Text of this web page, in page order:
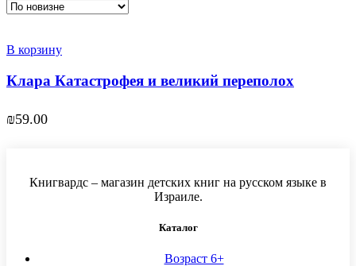
В корзину
Клара Катастрофея и великий переполох
₪59.00
Книгвардс – магазин детских книг на русском языке в
Израиле.
Каталог
Возраст 6+